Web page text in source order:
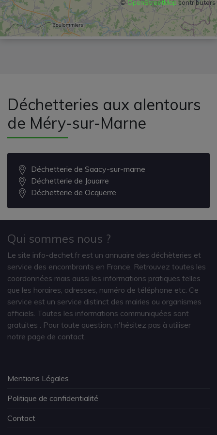
©OpenStreetMap contributors
Déchetteries aux alentours
de Méry-sur-Marne
Déchetterie de Saacy-sur-marne
Déchetterie de Jouarre
Déchetterie de Ocquerre
Qui sommes nous ?
Le site info-dechet.fr est un annuaire des déchèteries et
service des encombrants en France. Retrouvez toutes les
coordonnées mais aussi les informations pratiques telles
que les horaires, adresses, numéro de téléphone etc. Ce
service est un service distinct des mairies ou organismes
officiels. Toutes les informations communiquées sont
gratuites
. Pour toute question, n'hésitez pas à utiliser
notre page de contact.
Mentions Légales
Politique de confidentialité
Contact